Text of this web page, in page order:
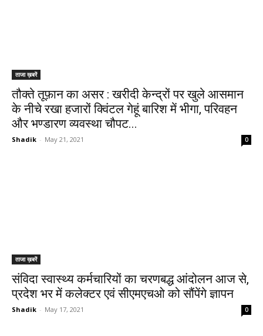
ताजा ख़बरें
तौक्ते तूफ़ान का असर : खरीदी केन्द्रों पर खुले आसमान
के नीचे रखा हजारों क्विंटल गेहूं बारिश में भीगा, परिवहन
और भण्डारण व्यवस्था चौपट...
Shadik - May 21, 2021 0
ताजा ख़बरें
संविदा स्वास्थ्य कर्मचारियों का चरणबद्ध आंदोलन आज से,
प्रदेश भर में कलेक्टर एवं सीएमएचओ को सौंपेंगे ज्ञापन
Shadik - May 17, 2021 0